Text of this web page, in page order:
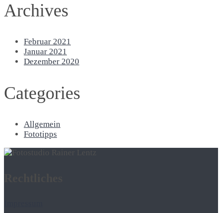
Archives
Februar 2021
Januar 2021
Dezember 2020
Categories
Allgemein
Fototipps